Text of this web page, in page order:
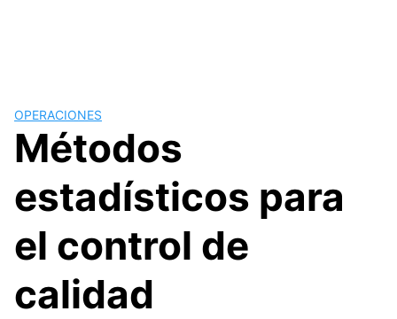
OPERACIONES
Métodos
estadísticos para
el control de
calidad